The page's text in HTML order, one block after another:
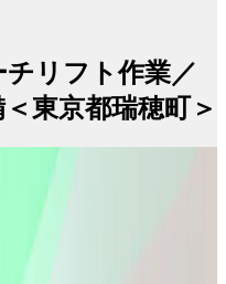
チリフト作業／
東京都瑞穂町＞